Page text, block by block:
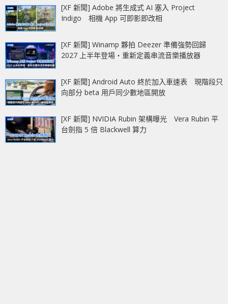
[XF 新聞] Adobe 將生成式 AI 塞入 Project
Indigo 相機 App 可即影即改相
[XF 新聞] Winamp 夥拍 Deezer 準備強勢回歸
2027 上半年登場‧重新定義串流音樂播放器
[XF 新聞] Android Auto 終於加入車速表 現階段只
向部分 beta 用戶同少數地區開放
[XF 新聞] NVIDIA Rubin 架構曝光 Vera Rubin 平
台劍指 5 倍 Blackwell 算力